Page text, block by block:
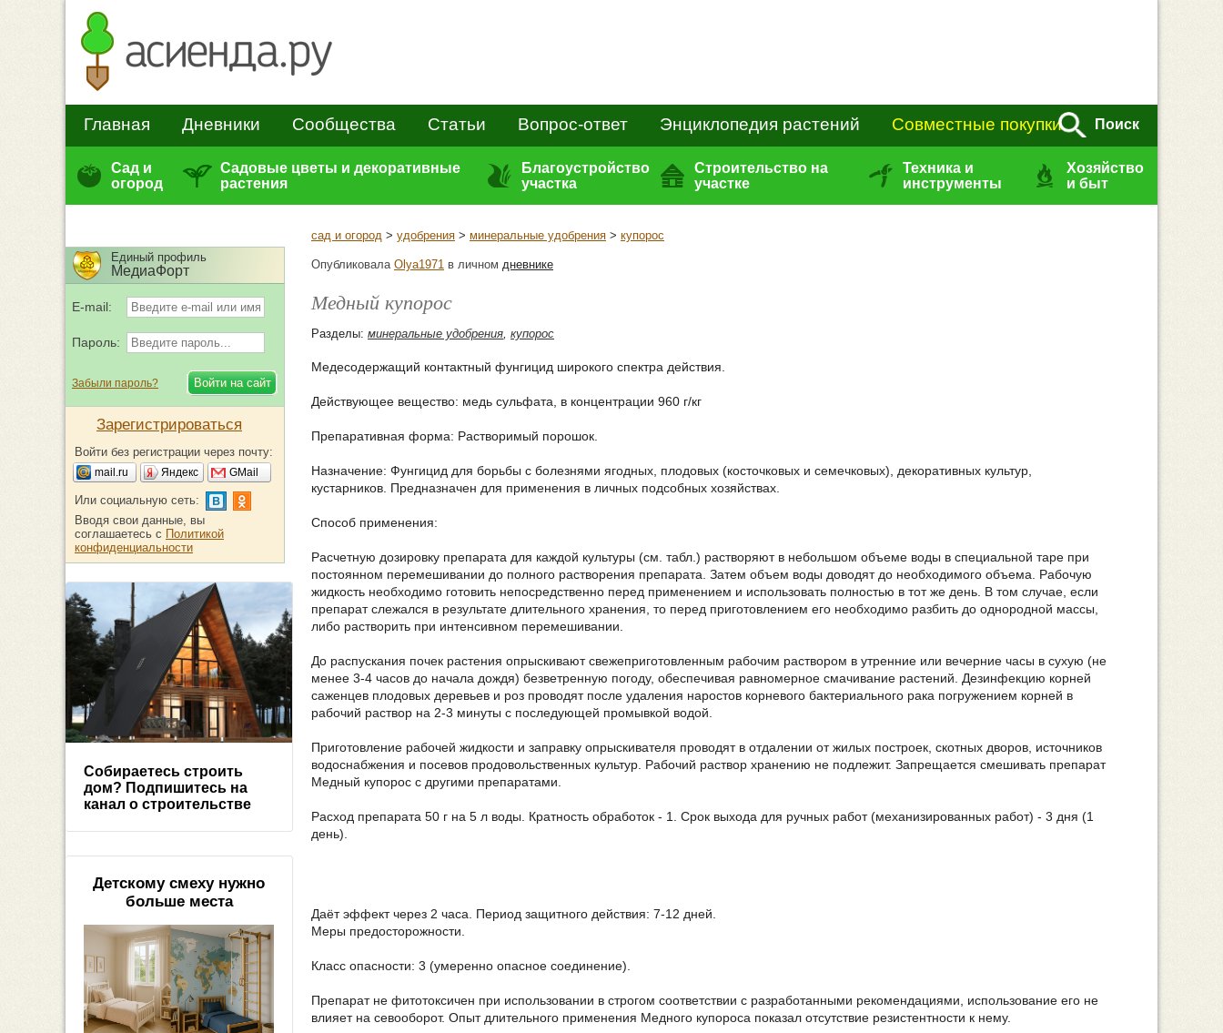
Главная Дневники Сообщества Статьи Вопрос-ответ Энциклопедия растений Совместные покупки Поиск
Сад и
огород
Садовые цветы и декоративные
растения
Благоустройство
участка
Строительство на
участке
Техника и
инструменты
Хозяйство
и быт
сад и огород > удобрения > минеральные удобрения > купорос
Опубликовала Olya1971 в личном дневнике
Медный купорос
Разделы: минеральные удобрения, купорос
Медесодержащий контактный фунгицид широкого спектра действия.
Действующее вещество: медь сульфата, в концентрации 960 г/кг
Препаративная форма: Растворимый порошок.
Назначение: Фунгицид для борьбы с болезнями ягодных, плодовых (косточковых и семечковых), декоративных культур,
кустарников. Предназначен для применения в личных подсобных хозяйствах.
Способ применения:
Расчетную дозировку препарата для каждой культуры (см. табл.) растворяют в небольшом объеме воды в специальной таре при
постоянном перемешивании до полного растворения препарата. Затем объем воды доводят до необходимого объема. Рабочую
жидкость необходимо готовить непосредственно перед применением и использовать полностью в тот же день. В том случае, если
препарат слежался в результате длительного хранения, то перед приготовлением его необходимо разбить до однородной массы,
либо растворить при интенсивном перемешивании.
До распускания почек растения опрыскивают свежеприготовленным рабочим раствором в утренние или вечерние часы в сухую (не
менее 3-4 часов до начала дождя) безветренную погоду, обеспечивая равномерное смачивание растений. Дезинфекцию корней
саженцев плодовых деревьев и роз проводят после удаления наростов корневого бактериального рака погружением корней в
рабочий раствор на 2-3 минуты с последующей промывкой водой.
Приготовление рабочей жидкости и заправку опрыскивателя проводят в отдалении от жилых построек, скотных дворов, источников
водоснабжения и посевов продовольственных культур. Рабочий раствор хранению не подлежит. Запрещается смешивать препарат
Медный купорос с другими препаратами.
Расход препарата 50 г на 5 л воды. Кратность обработок - 1. Срок выхода для ручных работ (механизированных работ) - 3 дня (1
день).
Даёт эффект через 2 часа. Период защитного действия: 7-12 дней.
Меры предосторожности.
Класс опасности: 3 (умеренно опасное соединение).
Препарат не фитотоксичен при использовании в строгом соответствии с разработанными рекомендациями, использование его не
влияет на севооборот. Опыт длительного применения Медного купороса показал отсутствие резистентности к нему.
Единый профиль
МедиаФорт
E-mail:
Пароль:
Забыли пароль?
Зарегистрироваться
Войти без регистрации через почту:
mail.ru Яндекс GMail
Или социальную сеть:
Вводя свои данные, вы
соглашаетесь с Политикой
конфиденциальности
Собираетесь строить
дом? Подпишитесь на
канал о строительстве
Детскому смеху нужно
больше места